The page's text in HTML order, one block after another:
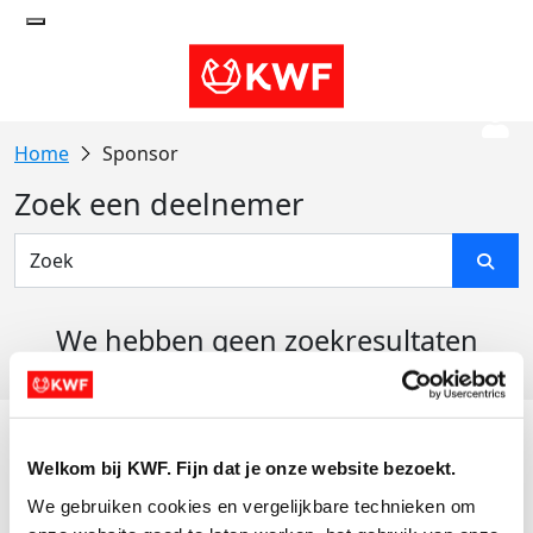
Welkom bij KWF. Fijn dat je onze website bezoekt.
We gebruiken cookies en vergelijkbare technieken om
Sponsor
Zoek een deelnemer
We hebben geen zoekresultaten
Actiematerialen
Evenementen